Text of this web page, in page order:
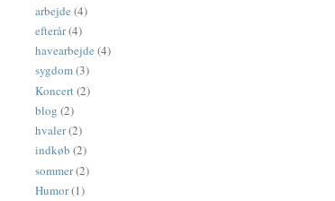
arbejde (4)
efterår(4)
havearbejde (4)
sygdom(3)
Koncert(2)
blog (2)
hvaler(2)
indkøb (2)
sommer(2)
Humor(1)